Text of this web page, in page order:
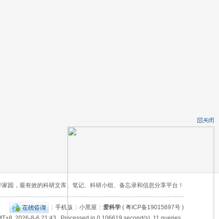
家园，最有效的科研文库、笔记、科研小组、备忘录和信息分享平台！
| 手机版 | 小黑屋 | 爱科学 ( 粤ICP备19015697号 )